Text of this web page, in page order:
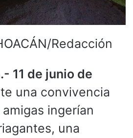
Redacción
11 de junio de
una convivencia
ingerían
una